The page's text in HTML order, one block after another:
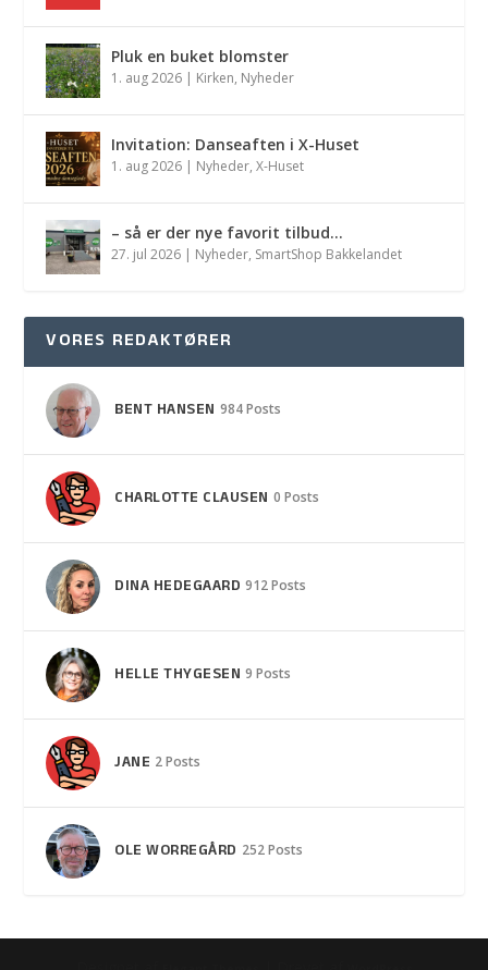
Pluk en buket blomster
1. aug 2026 | Kirken, Nyheder
Invitation: Danseaften i X-Huset
1. aug 2026 | Nyheder,X-Huset
– så er der nye favorit tilbud…
27. jul 2026 | Nyheder, SmartShop Bakkelandet
VORES REDAKTØRER
BENT HANSEN 984 Posts
CHARLOTTE CLAUSEN 0 Posts
DINA HEDEGAARD 912 Posts
HELLE THYGESEN 9 Posts
JANE 2 Posts
OLE WORREGÅRD 252 Posts